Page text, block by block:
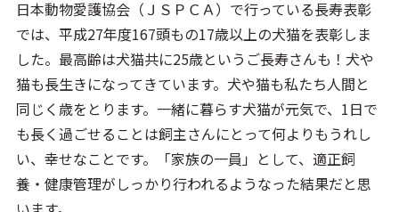
日本動物愛護協会（ＪＳＰＣＡ）で行っている長寿表彰
では、平成27年度167頭もの17歳以上の犬猫を表彰しま
した。最高齢は犬猫共に25歳というご長寿さんも！犬や
猫も長生きになってきています。犬や猫も私たち人間と
同じく歳をとります。一緒に暮らす犬猫が元気で、1日で
も長く過ごせることは飼主さんにとって何よりもうれし
い、幸せなことです。「家族の一員」として、適正飼
養・健康管理がしっかり行われるようなった結果だと思